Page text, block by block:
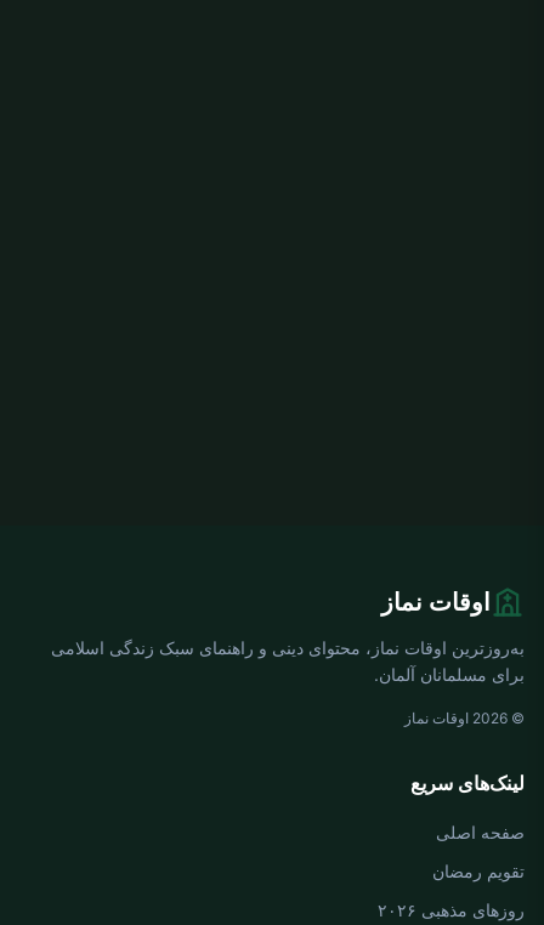
اوقات نماز
به‌روزترین اوقات نماز، محتوای دینی و راهنمای سبک زندگی اسلامی
برای مسلمانان آلمان.
© 2026 اوقات نماز
لینک‌های سریع
صفحه اصلی
تقویم رمضان
روزهای مذهبی ۲۰۲۶